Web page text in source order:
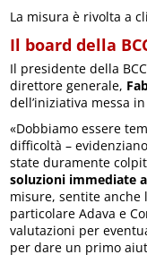
La misura è rivolta a
Il board della
Il presidente della
direttore generale,
dell’iniziativa messa
«Dobbiamo essere
difficoltà –
state duramente
soluzioni immediate
misure, sentite anche
particolare Adava e
valutazioni per
per dare un primo